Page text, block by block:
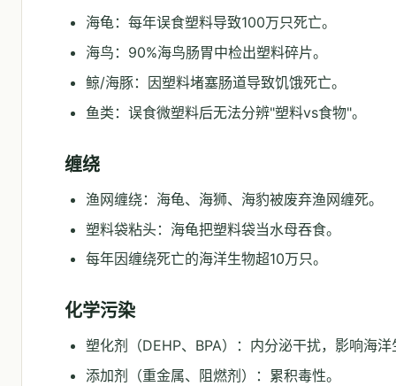
海龟：每年误食塑料导致100万只死亡。
海鸟：90%海鸟肠胃中检出塑料碎片。
鲸/海豚：因塑料堵塞肠道导致饥饿死亡。
鱼类：误食微塑料后无法分辨"塑料vs食物"。
缠绕
渔网缠绕：海龟、海狮、海豹被废弃渔网缠死。
塑料袋粘头：海龟把塑料袋当水母吞食。
每年因缠绕死亡的海洋生物超10万只。
化学污染
塑化剂（DEHP、BPA）：内分泌干扰，影响海
添加剂（重金属、阻燃剂）：累积毒性。